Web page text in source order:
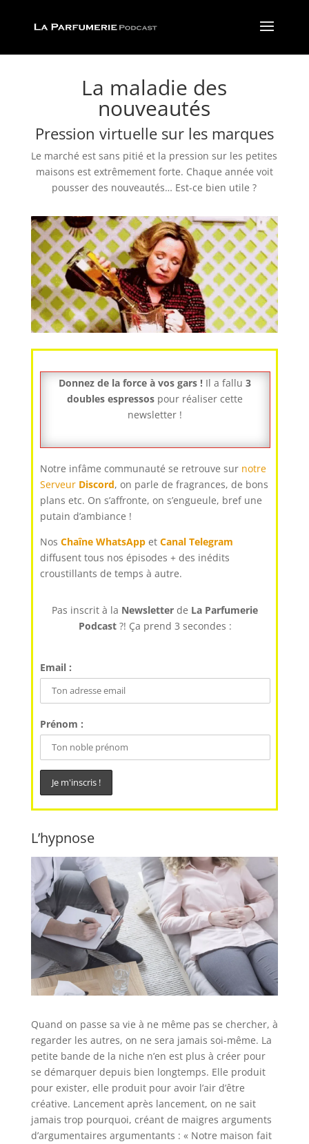
La maladie des
nouveautés
Pression virtuelle sur les marques
Le marché est sans pitié et la pression sur les petites
maisons est extrêmement forte. Chaque année voit
pousser des nouveautés… Est-ce bien utile ?
Donnez de la force à vos gars ! Il a fallu3
doubles espressos pour réaliser cette
newsletter !
Notre infâme communauté se retrouve sur notre
Serveur Discord, on parle de fragrances, de bons
plans etc. On s’affronte, on s’engueule, bref une
putain d’ambiance !
Nos Chaîne WhatsAppet Canal Telegram
diffusent tous nos épisodes + des inédits
croustillants de temps à autre.
Pas inscrit à la Newsletter de La Parfumerie
Podcast?! Ça prend 3 secondes :
Email :
Prénom :
L’hypnose
Quand on passe sa vie à ne même pas se chercher, à
regarder les autres, on ne sera jamais soi-même. La
petite bande de la niche n’en est plus à créer pour
se démarquer depuis bien longtemps. Elle produit
pour exister, elle produit pour avoir l’air d’être
créative. Lancement après lancement, on ne sait
jamais trop pourquoi, créant de maigres arguments
d’argumentaires argumentants : « Notre maison fait